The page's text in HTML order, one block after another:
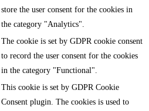
store the user consent for the cookies in
the category "Analytics".
The cookie is set by GDPR cookie consent
to record the user consent for the cookies
in the category "Functional".
This cookie is set by GDPR Cookie
Consent plugin. The cookies is used to